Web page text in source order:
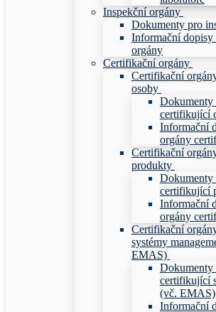
Inspekční orgány
Dokumenty pro
Informační dopisy
orgány
Certifikační orgány
Certifikační
osoby
Dokumenty
certifikující
Informační
orgány
Certifikační
produkty
Dokumenty
certifikující
Informační
orgány
Certifikační
systémy
EMAS)
Dokumenty
certifikující
(vč. EMAS)
Informační